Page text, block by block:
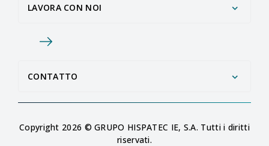
LAVORA CON NOI
CONTATTO
Copyright 2026 © GRUPO HISPATEC IE, S.A. Tutti i diritti
riservati.